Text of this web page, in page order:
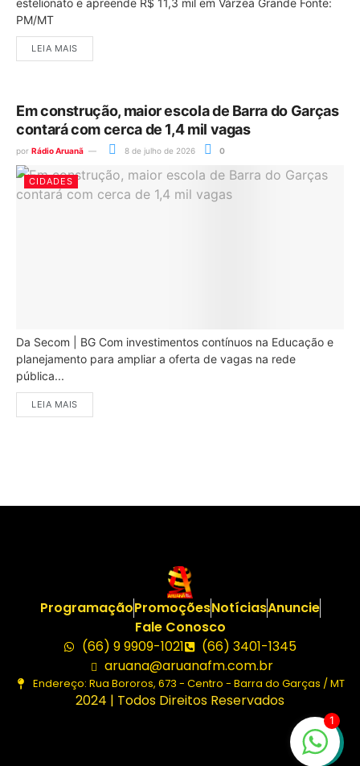
estelionato e apreende R$ 11,3 mil em Várzea Grande Fonte:
PM/MT
LEIA MAIS
Em construção, maior escola de Barra do Garças
contará com cerca de 1,4 mil vagas
por Rádio Aruanã 8 de julho de 2026 0
CIDADES
Da Secom | BG Com investimentos contínuos na Educação e
planejamento para ampliar a oferta de vagas na rede
pública...
LEIA MAIS
ProgramaçãoPromoçõesNotíciasAnuncie
Fale Conosco
(66) 9 9909-1021
(66) 3401-1345
aruana@aruanafm.com.br
Endereço: Rua Bororos, 673 - Centro - Barra do Garças / MT
2024 | Todos Direitos Reservados
1